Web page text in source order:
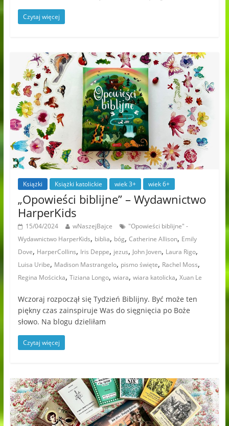
Czytaj więcej
Książki Książki katolickie wiek 3+ wiek 6+
„Opowieści biblijne” – Wydawnictwo
HarperKids
15/04/2024 wNaszejBajce
"Opowieści biblijne" -
Wydawnictwo HarperKids, biblia, bóg, Catherine Allison, Emily
Dove, HarperCollins, Iris Deppe, jezus, John Joven, Laura Rigo,
Luisa Uribe, Madison Mastrangelo, pismo święte, Rachel Moss,
Regina Mościcka, Tiziana Longo, wiara, wiara katolicka, Xuan Le
Wczoraj rozpoczął się Tydzień Biblijny. Być może ten
piękny czas zainspiruje Was do sięgnięcia po Boże
słowo. Na blogu dzieliłam
Czytaj więcej